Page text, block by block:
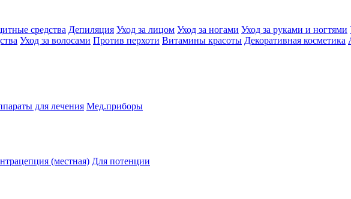
средства Депиляция Уход за лицом Уход за ногами Уход за руками и ногтями
Уход за волосами Против перхоти Витамины красоты Декоративная косметика
для лечения Мед.приборы
(местная) Для потенции